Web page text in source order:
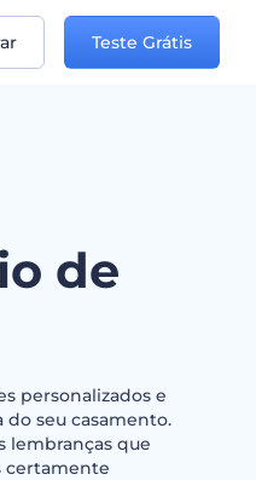
Teste Grátis
de
personalizados e
seu casamento.
lembranças que
certamente